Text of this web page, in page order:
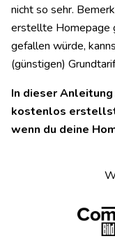
nicht so sehr.
erstellte Homepage
gefallen würde,
(günstigen)
In dieser
kostenlos
wenn du deine